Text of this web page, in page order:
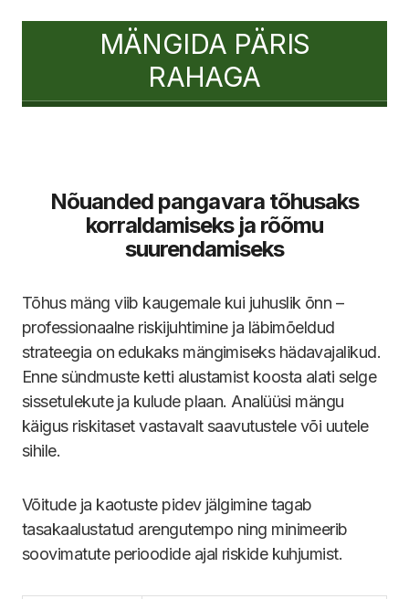
MÄNGIDA PÄRIS
RAHAGA
Nõuanded pangavara tõhusaks
korraldamiseks ja rõõmu
suurendamiseks
Tõhus mäng viib kaugemale kui juhuslik õnn –
professionaalne riskijuhtimine ja läbimõeldud
strateegia on edukaks mängimiseks hädavajalikud.
Enne sündmuste ketti alustamist koosta alati selge
sissetulekute ja kulude plaan. Analüüsi mängu
käigus riskitaset vastavalt saavutustele või uutele
sihile.
Võitude ja kaotuste pidev jälgimine tagab
tasakaalustatud arengutempo ning minimeerib
soovimatute perioodide ajal riskide kuhjumist.